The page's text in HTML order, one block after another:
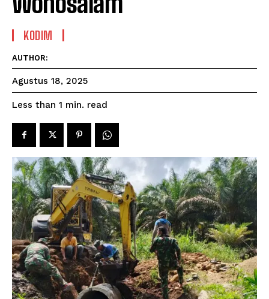
KODIM
AUTHOR:
Agustus 18, 2025
Less than 1 min. read